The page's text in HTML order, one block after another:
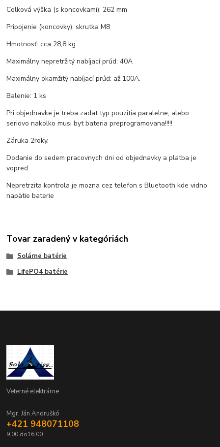
Celková výška (s koncovkami): 262 mm
Pripojenie (koncovky): skrutka M8
Hmotnosť: cca 28,8 kg
Maximálny nepretržitý nabíjací prúd: 40A
Maximálny okamžitý nabíjací prúd: až 100A.
Balenie: 1 ks
Pri objednavke je treba zadat typ pouzitia paralelne, alebo
seriovo nakolko musi byt bateria preprogramovana!!!!!
Záruka 2roky.
Dodanie do sedem pracovnych dni od objednavky a platba je
vopred.
Nepretrzita kontrola je mozna cez telefon s Bluetooth kde vidno
napätie baterie
Tovar zaradený v kategóriách
Solárne batérie
LifePO4 batérie
Veterné elektrárne
Mgr. Ján Andruškó
+421 948071108
9.00 do16.00